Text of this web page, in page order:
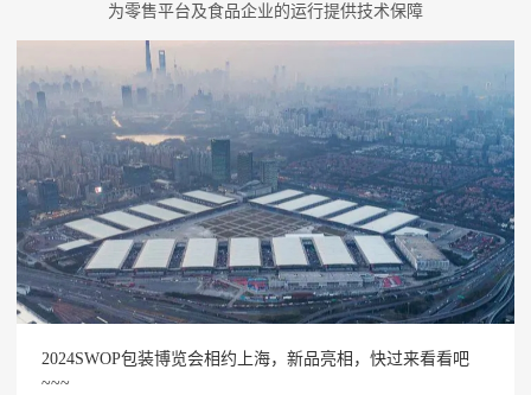
为零售平台及食品企业的运行提供技术保障
2024SWOP包装博览会相约上海，新品亮相，快过来看看吧
~~~